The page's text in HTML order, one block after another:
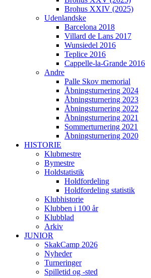
Brohus XXIV (2025)
Udenlandske
Barcelona 2018
Villard de Lans 2017
Wunsiedel 2016
Teplice 2016
Cappelle-la-Grande 2016
Andre
Palle Skov memorial
Åbningsturnering 2024
Åbningsturnering 2023
Åbningsturnering 2022
Åbningsturnering 2021
Sommerturnering 2021
Åbningsturnering 2020
HISTORIE
Klubmestre
Bymestre
Holdstatistik
Holdfordeling
Holdfordeling statistik
Klubhistorie
Klubben i 100 år
Klubblad
Arkiv
JUNIOR
SkakCamp 2026
Nyheder
Turneringer
Spilletid og -sted